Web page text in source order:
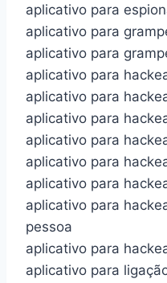
aplicativo para
aplicativo para
aplicativo para
aplicativo para
aplicativo para
aplicativo para
aplicativo para
aplicativo para
aplicativo para
aplicativo para
pessoa
aplicativo para
aplicativo para